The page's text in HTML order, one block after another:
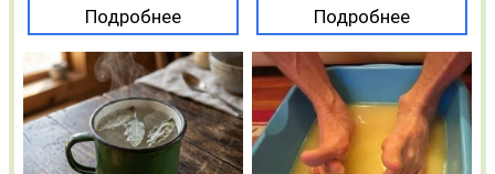
Подробнее Подробнее